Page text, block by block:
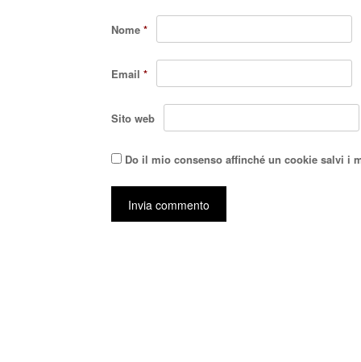
Nome *
Email *
Sito web
Do il mio consenso affinché un cookie salvi i